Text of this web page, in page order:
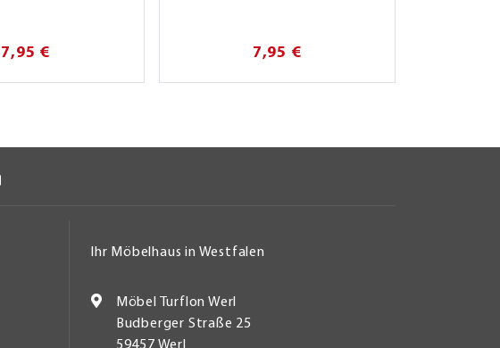
7,95 € 7,95 €
Ihr Möbelhaus in Westfalen
Möbel Turflon Werl
Budberger Straße 25
59457 Werl